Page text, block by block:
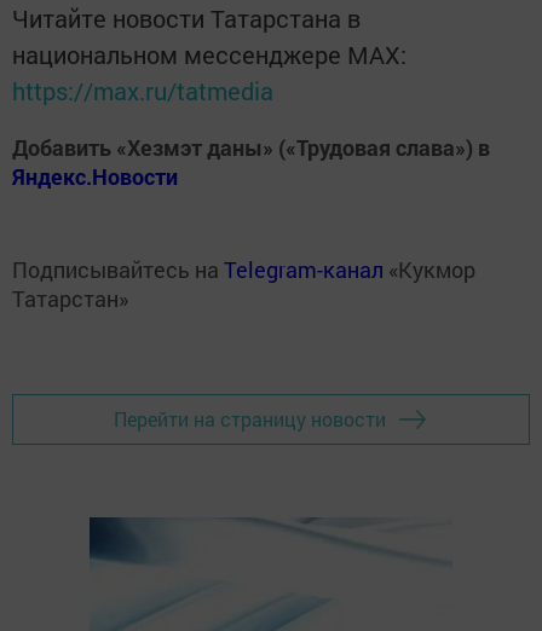
Читайте новости Татарстана в
национальном мессенджере MАХ:
https://max.ru/tatmedia
Добавить «Хезмэт даны» («Трудовая слава») в
Яндекс.Новости
Подписывайтесь на Telegram-канал «Кукмор
Татарстан»
Перейти на страницу новости